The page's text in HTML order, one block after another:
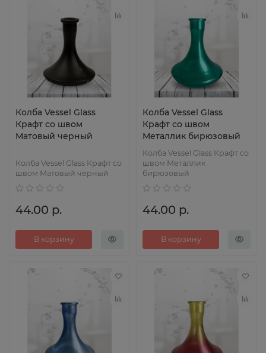
Колба Vessel Glass
Крафт со швом
Матовый черный
Колба Vessel Glass Крафт со
швом Матовый черный
44.00 р.
В корзину
Колба Vessel Glass
Крафт со швом
Металлик бирюзовый
Колба Vessel Glass Крафт со
швом Металлик
бирюзовый
44.00 р.
В корзину